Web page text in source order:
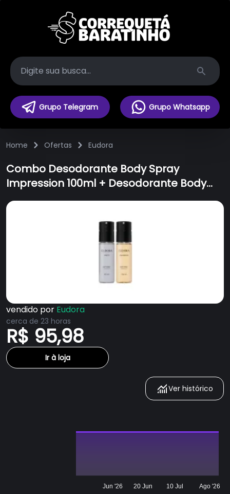
Search
Grupo Telegram Grupo Whatsapp
Home Ofertas Eudora
Combo Desodorante Body Spray
Impression 100ml + Desodorante Body
Spray Club 6 100ml
vendido por Eudora
cerca de 23 horas
R$ 95,98
Ir à loja
Ver histórico
Jun '26 20 Jun 10 Jul Ago '26